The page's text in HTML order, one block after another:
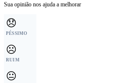
Sua opinião nos ajuda a melhorar
😞
PÉSSIMO
☹️
RUIM
😐